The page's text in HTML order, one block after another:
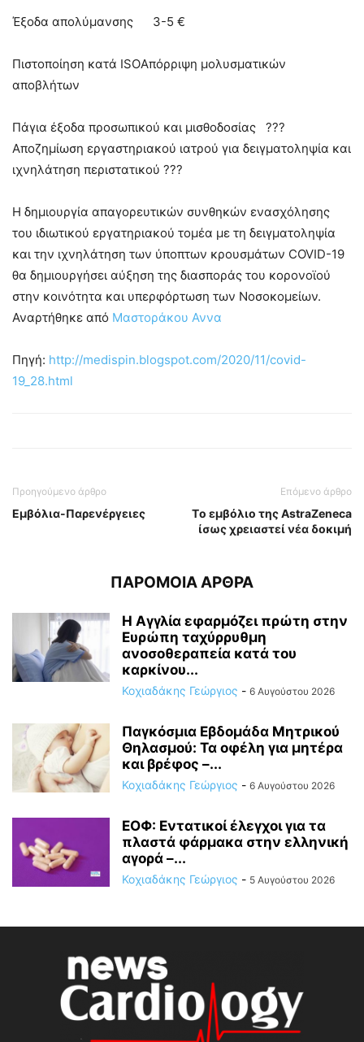
Έξοδα απολύμανσης 3-5 €
Πιστοποίηση κατά ISOΑπόρριψη μολυσματικών
αποβλήτων
Πάγια έξοδα προσωπικού και μισθοδοσίας ???
Αποζημίωση εργαστηριακού ιατρού για δειγματοληψία και
ιχνηλάτηση περιστατικού ???
Η δημιουργία απαγορευτικών συνθηκών ενασχόλησης
του ιδιωτικού εργατηριακού τομέα με τη δειγματοληψία
και την ιχνηλάτηση των ύποπτων κρουσμάτων COVID-19
θα δημιουργήσει αύξηση της διασποράς του κορονοϊού
στην κοινότητα και υπερφόρτωση των Νοσοκομείων.
Αναρτήθηκε από Μαστοράκου Αννα
Πηγή: http://medispin.blogspot.com/2020/11/covid-
19_28.html
Προηγούμενο άρθρο
Εμβόλια-Παρενέργειες
Επόμενο άρθρο
Tο εμβόλιο της AstraZeneca
ίσως χρειαστεί νέα δοκιμή
ΠΑΡΟΜΟΙΑ ΑΡΘΡΑ
Η Αγγλία εφαρμόζει πρώτη στην
Ευρώπη ταχύρρυθμη
ανοσοθεραπεία κατά του
καρκίνου...
Κοχιαδάκης Γεώργιος - 6 Αυγούστου 2026
Παγκόσμια Εβδομάδα Μητρικού
Θηλασμού: Τα οφέλη για μητέρα
και βρέφος –...
Κοχιαδάκης Γεώργιος - 6 Αυγούστου 2026
ΕΟΦ: Εντατικοί έλεγχοι για τα
πλαστά φάρμακα στην ελληνική
αγορά –...
Κοχιαδάκης Γεώργιος - 5 Αυγούστου 2026